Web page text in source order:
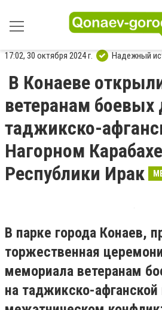
17:02, 30 октября 2024 г. Надежный
В Конаеве
ветеранам боевых
таджикско-
Нагорном
Республики Ирак
В парке города Конаев,
торжественная
мемориала ветеранам
на таджикско-афганской